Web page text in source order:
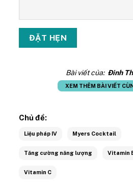
Bài viết của: Đinh
XEM THÊM BÀI VIẾT
Chủ đề:
Liệu pháp IV Myers Cocktail
Tăng cường năng lượng Vitamin
Vitamin C